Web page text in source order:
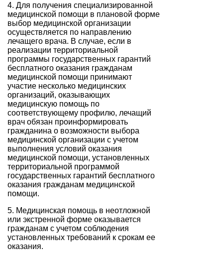
4. Для получения специализированной
медицинской помощи в плановой форме
выбор медицинской организации
осуществляется по направлению
лечащего врача. В случае, если в
реализации территориальной
программы государственных гарантий
бесплатного оказания гражданам
медицинской помощи принимают
участие несколько медицинских
организаций, оказывающих
медицинскую помощь по
соответствующему профилю, лечащий
врач обязан проинформировать
гражданина о возможности выбора
медицинской организации с учетом
выполнения условий оказания
медицинской помощи, установленных
территориальной программой
государственных гарантий бесплатного
оказания гражданам медицинской
помощи.
5. Медицинская помощь в неотложной
или экстренной форме оказывается
гражданам с учетом соблюдения
установленных требований к срокам ее
оказания.